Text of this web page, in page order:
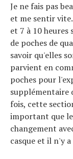
Je ne fais pas
et me sentir
et 7 à 10 heures
de poches de
savoir qu'elles
parvient en
poches pour
supplémentaire
fois, cette
important que
changement
casque et il n'y